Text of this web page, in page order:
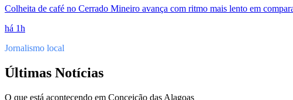
Colheita de café no Cerrado Mineiro avança com ritmo mais lento em
há 1h
Jornalismo local
Últimas Notícias
O que está acontecendo em Conceição das Alagoas